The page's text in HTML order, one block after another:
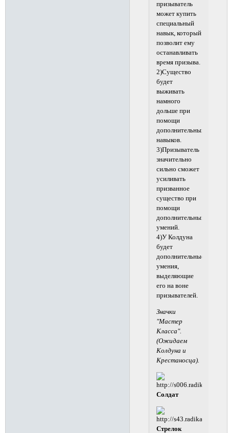
призыватель
может купить
специальный
навык, который
позволит ему
останавливать
время призыва.
2)Существо
будет
выживать
намного
дольше при
помощи
дополнительных
навыков.
3)Призыватель
значительно
сильно сможет
усиливать
призванное
существо при
помощи
дополнительный
умений.
4)У Колдуна
будет
дополнительные
умения,
выделяющие
его на воне
призывателей.
Значки
"Мастер
Класса".
(Ожидаем
Колдуна и
Крестаносца).
Солдат
Стрелок